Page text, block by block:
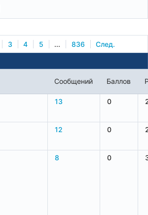
3 4 5 ... 836 След.
Сообщений Баллов
13 0
12 0
8 0